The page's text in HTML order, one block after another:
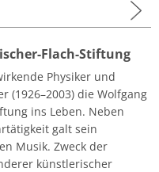
Flach-Stiftung
Physiker und
(1926–2003) die Wolfgang
ins Leben. Neben
galt sein
Musik. Zweck der
künstlerischer
|